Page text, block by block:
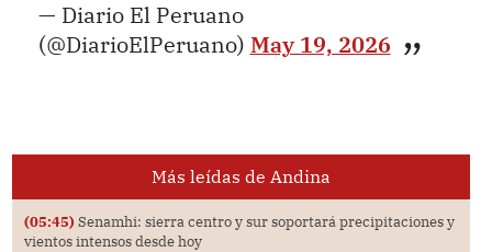
— Diario El Peruano
(@DiarioElPeruano) May 19, 2026
Más leídas de Andina
(05:45) Senamhi: sierra centro y sur soportará precipitaciones y
vientos intensos desde hoy